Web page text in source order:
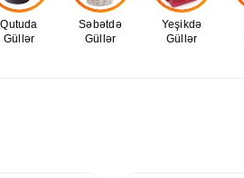
Qutuda
Güllər
Səbətdə
Güllər
Yeşikdə
Güllər